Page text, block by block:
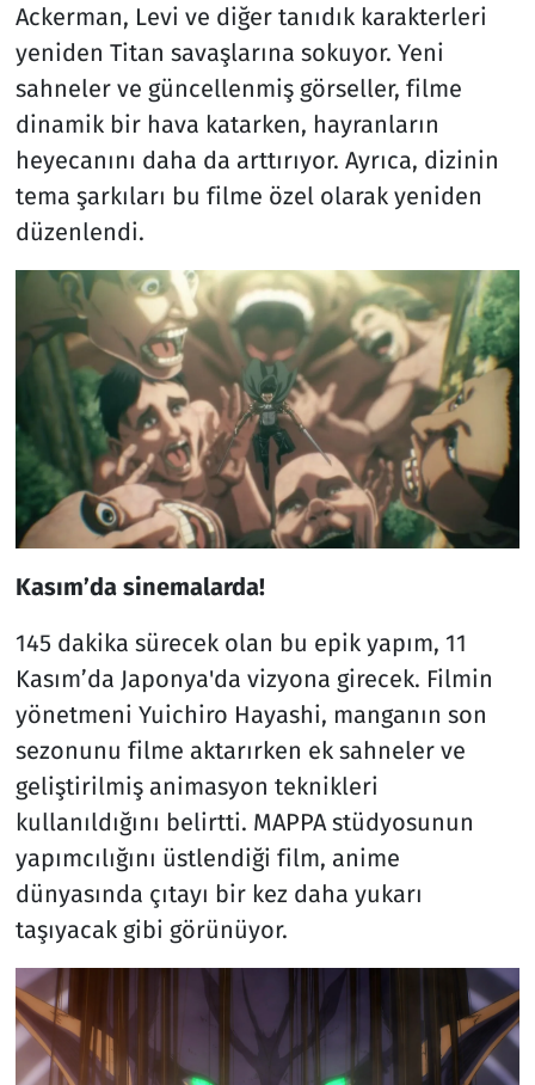
Ackerman, Levi ve diğer tanıdık karakterleri
yeniden Titan savaşlarına sokuyor. Yeni
sahneler ve güncellenmiş görseller, filme
dinamik bir hava katarken, hayranların
heyecanını daha da arttırıyor. Ayrıca, dizinin
tema şarkıları bu filme özel olarak yeniden
düzenlendi.
Kasım’da sinemalarda!
145 dakika sürecek olan bu epik yapım, 11
Kasım’da Japonya'da vizyona girecek. Filmin
yönetmeni Yuichiro Hayashi, manganın son
sezonunu filme aktarırken ek sahneler ve
geliştirilmiş animasyon teknikleri
kullanıldığını belirtti. MAPPA stüdyosunun
yapımcılığını üstlendiği film, anime
dünyasında çıtayı bir kez daha yukarı
taşıyacak gibi görünüyor.